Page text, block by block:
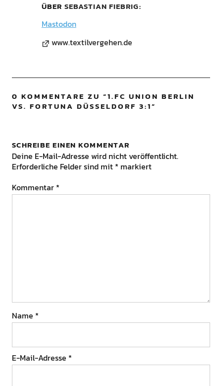
ÜBER SEBASTIAN FIEBRIG
Mastodon
www.textilvergehen.de
0 KOMMENTARE ZU “1.FC UNION BERLIN
VS. FORTUNA DÜSSELDORF 3:1”
SCHREIBE EINEN KOMMENTAR
Deine E-Mail-Adresse wird nicht veröffentlicht.
Erforderliche Felder sind mit * markiert
Kommentar *
Name *
E-Mail-Adresse *